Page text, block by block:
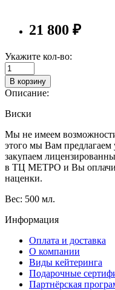
21 800 ₽
Укажите кол-во:
В корзину
Описание:
Виски
Мы не имеем
этого мы Вам
закупаем
в ТЦ МЕТРО и Вы
наценки.
Вес: 500 мл.
Информация
Оплата и доставка
О компании
Виды кейтеринга
Подарочные
Партнёрская